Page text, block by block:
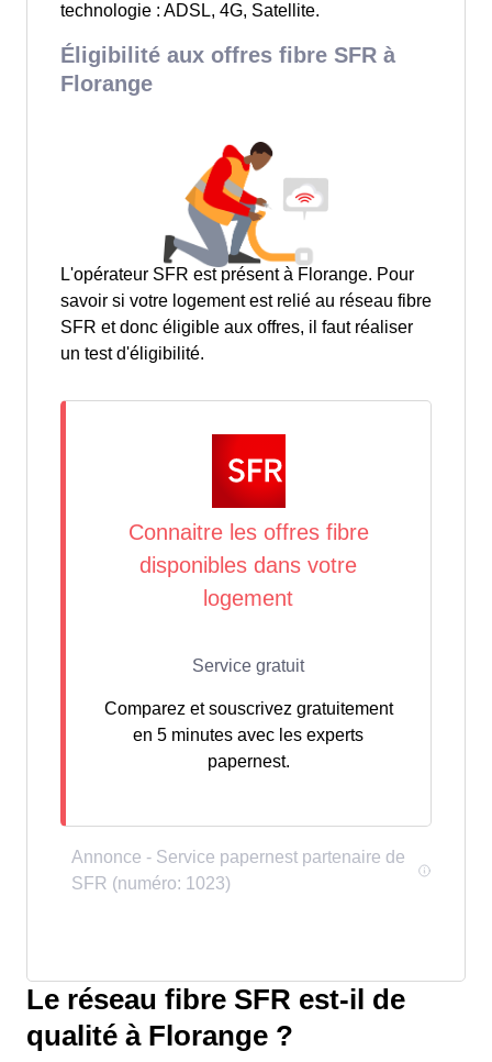
technologie : ADSL, 4G, Satellite.
Éligibilité aux offres fibre SFR à
Florange
L'opérateur SFR est présent à Florange. Pour
savoir si votre logement est relié au réseau fibre
SFR et donc éligible aux offres, il faut réaliser
un test d'éligibilité.
Comparez et souscrivez gratuitement
en 5 minutes avec les experts
papernest.
Le réseau fibre SFR est-il de
qualité à Florange ?